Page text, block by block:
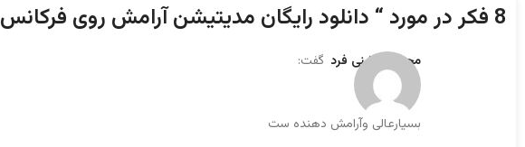
8 فکر در مورد “ دانلود رایگان مدیتیشن آرامش روی فرکانس 528
محسن وشنی فرد گفت:
بسیارعالی وآرامش دهنده ست